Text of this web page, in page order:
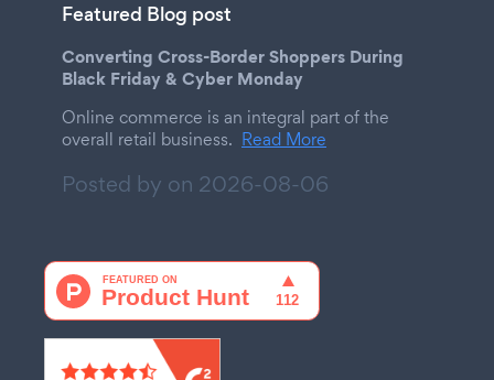
Featured Blog post
Converting Cross-Border Shoppers During
Black Friday & Cyber Monday
Online commerce is an integral part of the
overall retail business. Read More
Posted by on 2026-08-06